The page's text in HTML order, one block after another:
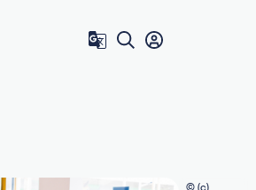
Zum Benutzer